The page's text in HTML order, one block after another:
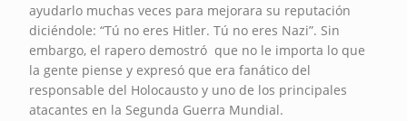
ayudarlo muchas veces para mejorara su reputación
diciéndole: “Tú no eres Hitler. Tú no eres Nazi”. Sin
embargo, el rapero demostró que no le importa lo que
la gente piense y expresó que era fanático del
responsable del Holocausto y uno de los principales
atacantes en la Segunda Guerra Mundial.